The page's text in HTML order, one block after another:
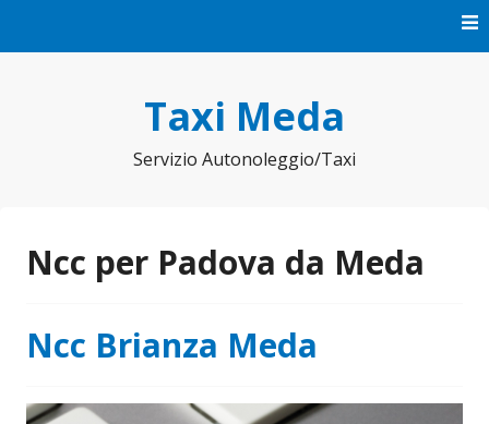
Taxi Meda
Servizio Autonoleggio/Taxi
Ncc per Padova da Meda
Ncc Brianza Meda